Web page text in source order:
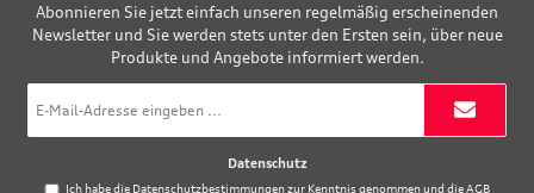
Abonnieren Sie jetzt einfach unseren regelmäßig erscheinenden
Newsletter und Sie werden stets unter den Ersten sein, über neue
Produkte und Angebote informiert werden.
Mail-
Adresse
Datenschutz
Ich habe die Datenschutzbestimmungenzur Kenntnis genommen und dieAGB